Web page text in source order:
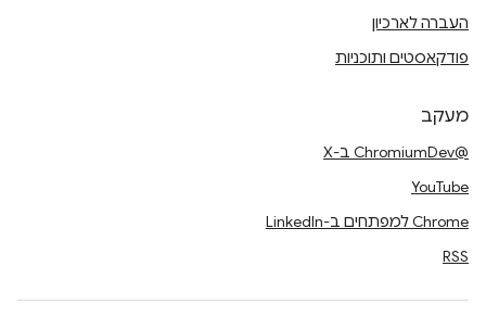
העברה לארכיון
פודקאסטים ותוכניות
מעקב
@ChromiumDev ב-X
YouTube
Chrome למפתחים ב-LinkedIn
RSS